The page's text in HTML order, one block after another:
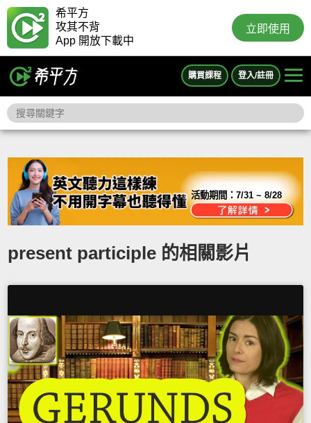
希平方
攻其不背
App 開放下載中
立即使用
購買課程 登入/註冊
活動期間：7/31 ~ 8/28
present participle 的相關影片